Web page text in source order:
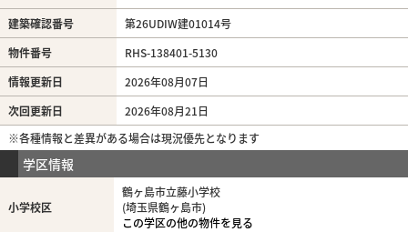
建築確認番号
第26UDIW建01014号
物件番号
RHS-138401-5130
情報更新日
2026年08月07日
次回更新日
2026年08月21日
※各種情報と差異がある場合は現況優先となります
学区情報
小学校区
鶴ヶ島市立藤小学校
(埼玉県鶴ヶ島市)
この学区の他の物件を見る